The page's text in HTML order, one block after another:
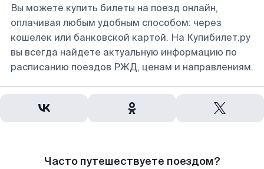
Вы можете купить билеты на поезд онлайн,
оплачивая любым удобным способом: через
кошелек или банковской картой. На Купибилет.ру
вы всегда найдете актуальную информацию по
расписанию поездов РЖД, ценам и направлениям.
Часто путешествуете поездом?